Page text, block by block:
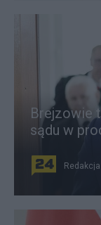
Brejzowie
sądu w
Redakcja